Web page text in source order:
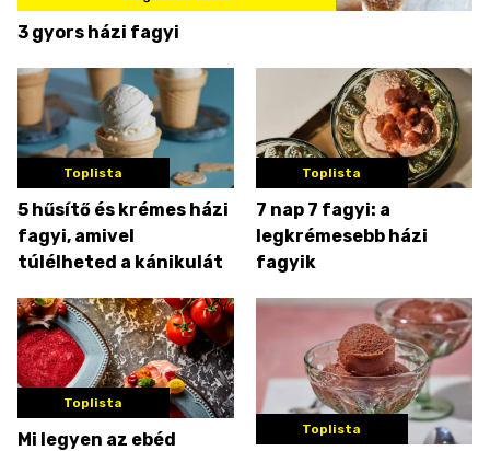
3 gyors házi fagyi
Toplista
5 hűsítő és krémes házi
fagyi, amivel
túlélheted a kánikulát
Toplista
7 nap 7 fagyi: a
legkrémesebb házi
fagyik
Toplista
Mi legyen az ebéd
Toplista